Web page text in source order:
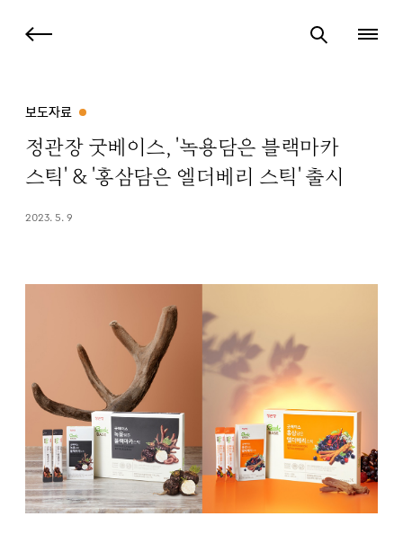
보도자료
정관장 굿베이스, '녹용담은 블랙마카
스틱' & '홍삼담은 엘더베리 스틱' 출시
2023. 5. 9